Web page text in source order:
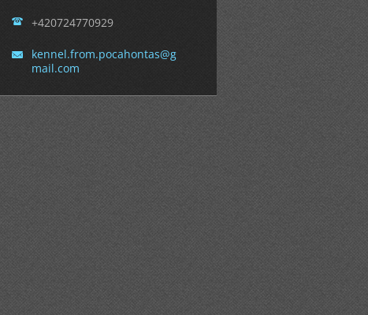
+420724770929
kennel.from.pocahontas@g
mail.com